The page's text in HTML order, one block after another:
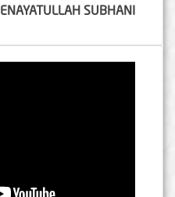
ENAYATULLAH SUBHANI